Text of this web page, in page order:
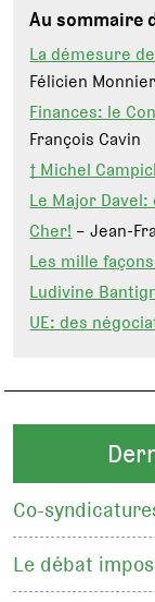
Au sommaire
La démesure
Félicien Monnier
Finances: le
François Cavin
† Michel
Le Major
Cher!– Jean-
Les mille
Ludivine
UE: des
Co-
Le débat